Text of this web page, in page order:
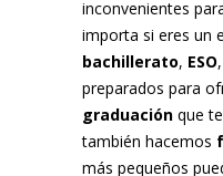
inconvenientes
importa si eres un
bachillerato, ESO,
preparados para
graduación que
también hacemos
más pequeños